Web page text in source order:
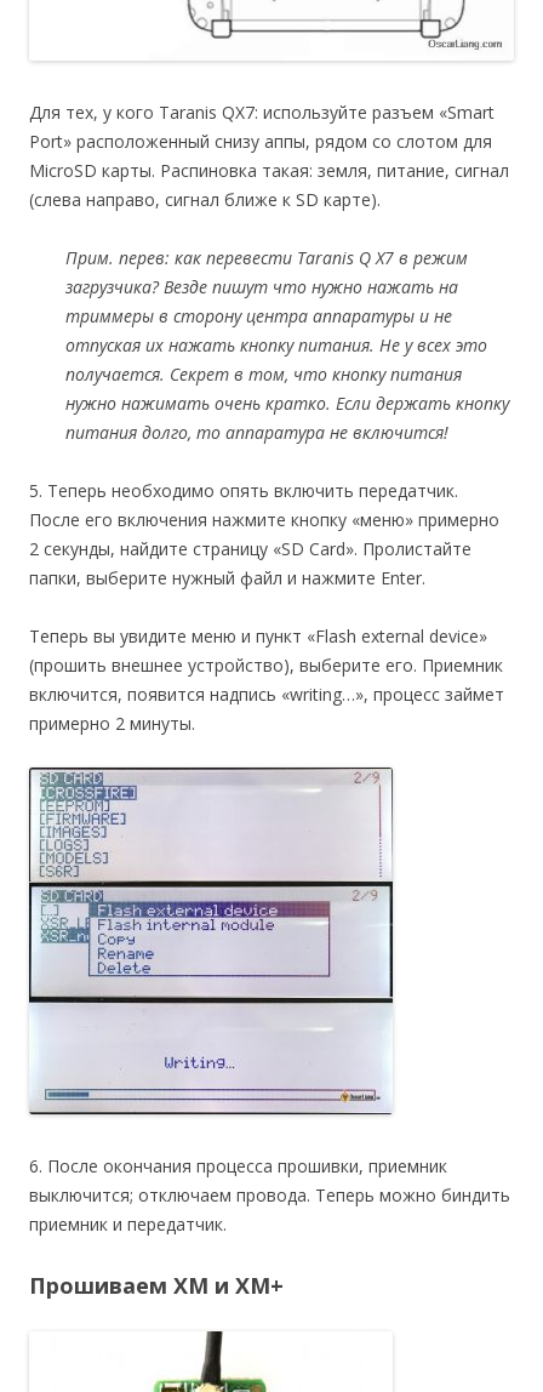
Для тех, у кого Taranis QX7: используйте разъем «Smart
Port» расположенный снизу аппы, рядом со слотом для
MicroSD карты. Распиновка такая: земля, питание, сигнал
(слева направо, сигнал ближе к SD карте).
Прим. перев: как перевести Taranis Q X7 в режим
загрузчика? Везде пишут что нужно нажать на
триммеры в сторону центра аппаратуры и не
отпуская их нажать кнопку питания. Не у всех это
получается. Секрет в том, что кнопку питания
нужно нажимать очень кратко. Если держать кнопку
питания долго, то аппаратура не включится!
5. Теперь необходимо опять включить передатчик.
После его включения нажмите кнопку «меню» примерно
2 секунды, найдите страницу «SD Card». Пролистайте
папки, выберите нужный файл и нажмите Enter.
Теперь вы увидите меню и пункт «Flash external device»
(прошить внешнее устройство), выберите его. Приемник
включится, появится надпись «writing…», процесс займет
примерно 2 минуты.
6. После окончания процесса прошивки, приемник
выключится; отключаем провода. Теперь можно биндить
приемник и передатчик.
Прошиваем XM и XM+